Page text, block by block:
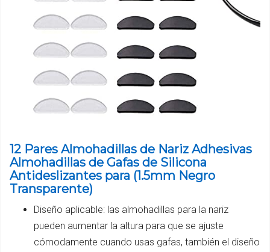
12 Pares Almohadillas de Nariz Adhesivas
Almohadillas de Gafas de Silicona
Antideslizantes para (1.5mm Negro
Transparente)
Diseño aplicable: las almohadillas para la nariz
pueden aumentar la altura para que se ajuste
cómodamente cuando usas gafas, también el diseño